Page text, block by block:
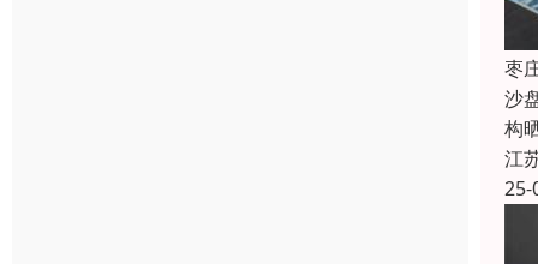
枣
沙
构
江
25-